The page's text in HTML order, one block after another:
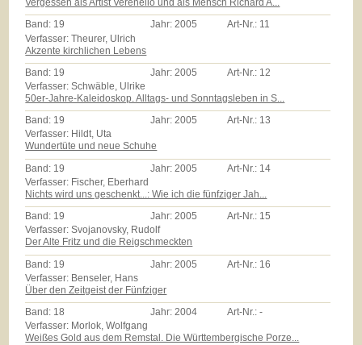
Vergessen als Artist Verenello und als Mensch Richard A...
Band: 19 Jahr:2005 Art-Nr.: 11
Verfasser: Theurer, Ulrich
Akzente kirchlichen Lebens
Band: 19 Jahr:2005 Art-Nr.: 12
Verfasser: Schwäble, Ulrike
50er-Jahre-Kaleidoskop. Alltags- und Sonntagsleben in S...
Band: 19 Jahr:2005 Art-Nr.: 13
Verfasser: Hildt, Uta
Wundertüte und neue Schuhe
Band: 19 Jahr: 2005 Art-Nr.: 14
Verfasser: Fischer, Eberhard
Nichts wird uns geschenkt...: Wie ich die fünfziger Jah...
Band: 19 Jahr:2005 Art-Nr.: 15
Verfasser: Svojanovsky, Rudolf
Der Alte Fritz und die Reigschmeckten
Band: 19 Jahr: 2005 Art-Nr.: 16
Verfasser: Benseler, Hans
Über den Zeitgeist der Fünfziger
Band: 18 Jahr:2004 Art-Nr.:-
Verfasser: Morlok, Wolfgang
Weißes Gold aus dem Remstal. Die Württembergische Porze...